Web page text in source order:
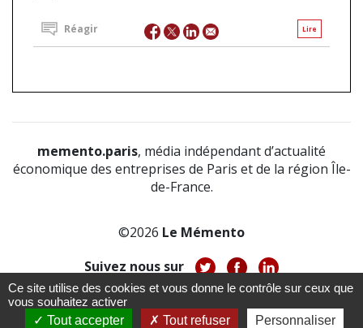
Lire
Réagir
memento.paris, média indépendant d’actualité
économique des entreprises de Paris et de la région Île-
de-France.
©2026 Le Mémento
Suivez nous sur
À propos-Notice légale
CGV-CGU
Ce site utilise des cookies et vous donne le contrôle sur ceux que
vous souhaitez activer
Tout accepter
Tout refuser Personnaliser